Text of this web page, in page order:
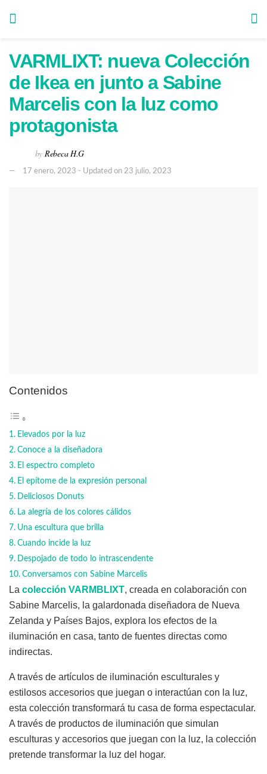
VARMLIXT: nueva Colección
de Ikea en junto a Sabine
Marcelis con la luz como
protagonista
by Rebeca H.G
17 enero, 2023 - Updated on 23 julio, 2023
Contenidos
Elevados por la luz
Conoce a la diseñadora
El espectro completo
El epítome de la expresión personal
Deliciosos Donuts
La alegría de los colores cálidos
Una escultura que brilla
Cuando incide la luz
Despojado de todo lo intrascendente
Conversamos con Sabine Marcelis
La colección VARMBLIXT, creada en colaboración con
Sabine Marcelis, la galardonada diseñadora de Nueva
Zelanda y Países Bajos, explora los efectos de la
iluminación en casa, tanto de fuentes directas como
indirectas.
A través de artículos de iluminación esculturales y
estilosos accesorios que juegan o interactúan con la luz,
esta colección transformará tu casa de forma espectacular.
A través de productos de iluminación que simulan
esculturas y accesorios que juegan con la luz, la colección
pretende transformar la luz del hogar.